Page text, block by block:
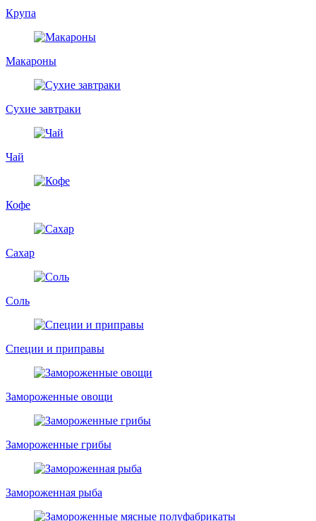
Крупа
Макароны
Сухие завтраки
Чай
Кофе
Сахар
Соль
Специи и приправы
Замороженные овощи
Замороженные грибы
Замороженная рыба